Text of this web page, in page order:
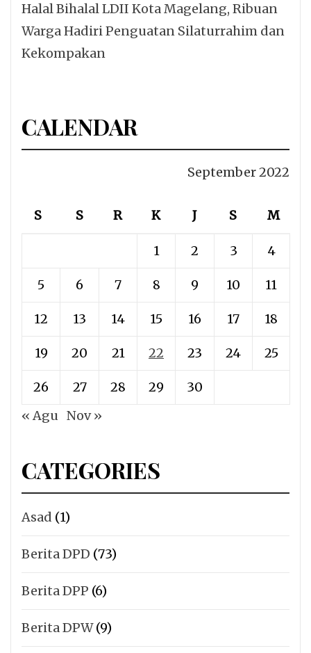
Halal Bihalal LDII Kota Magelang, Ribuan
Warga Hadiri Penguatan Silaturrahim dan
Kekompakan
CALENDAR
September 2022
S S R K J S M
1 2 3 4
5 6 7 8 9 10 11
12 13 14 15 16 17 18
19 20 21 22 23 24 25
26 27 28 29
30
« Agu Nov »
CATEGORIES
Asad (1)
Berita DPD (73)
Berita DPP (6)
Berita DPW(9)